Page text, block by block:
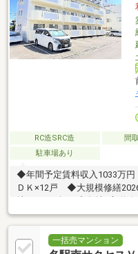
RC造SRC造 間
駐車場あり
◆年間予定賃料収入1033万
ＤＫ×12戸 ◆大規模修繕
3分
一括売マンション